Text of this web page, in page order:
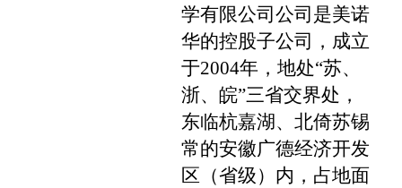
学有限公司公司是美诺
华的控股子公司，成立
于2004年，地处“苏、
浙、皖”三省交界处，
东临杭嘉湖、北倚苏锡
常的安徽广德经济开发
区（省级）内，占地面